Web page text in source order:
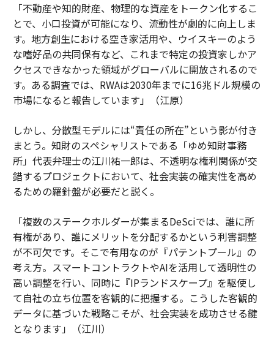
「不動産や知的財産、物理的な資産をトークン化するこ
とで、小口投資が可能になり、流動性が劇的に向上しま
す。地方創生における空き家活用や、ウイスキーのよう
な嗜好品の共同保有など、これまで特定の投資家しかア
クセスできなかった領域がグローバルに開放されるので
す。ある調査では、RWAは2030年までに16兆ドル規模の
市場になると報告しています」（江原）
しかし、分散型モデルには“責任の所在”という影が付き
まとう。知財のスペシャリストである「ゆめ知財事務
所」代表弁理士の江川祐一郎は、不透明な権利関係が交
錯するプロジェクトにおいて、社会実装の確実性を高め
るための羅針盤が必要だと説く。
「複数のステークホルダーが集まるDeSciでは、誰に所
有権があり、誰にメリットを分配するかという利害調整
が不可欠です。そこで有用なのが『パテントプール』の
考え方。スマートコントラクトやAIを活用して透明性の
高い調整を行い、同時に『IPランドスケープ』を駆使し
て自社の立ち位置を客観的に把握する。こうした客観的
データに基づいた戦略こそが、社会実装を成功させる鍵
となります」（江川）